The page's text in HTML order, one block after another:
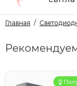
Главная